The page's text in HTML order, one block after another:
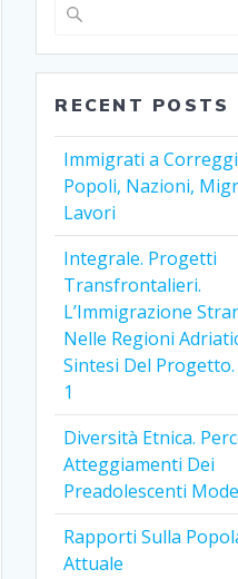
RECENT POSTS
Immigrati a
Popoli, Nazioni,
Lavori
Integrale. Progetti
Transfrontalieri.
L’Immigrazione
Nelle Regioni
Sintesi Del
1
Diversità Etnica.
Atteggiamenti Dei
Preadolescenti
Rapporti Sulla
Attuale